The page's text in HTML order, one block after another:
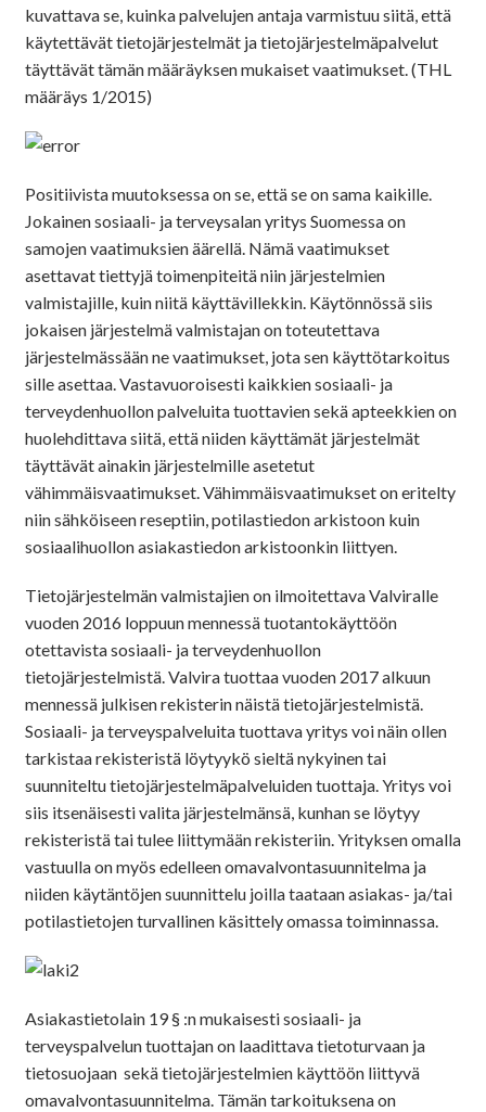
kuvattava se, kuinka palvelujen antaja varmistuu siitä, että
käytettävät tietojärjestelmät ja tietojärjestelmäpalvelut
täyttävät tämän määräyksen mukaiset vaatimukset. (THL
määräys 1/2015)
Positiivista muutoksessa on se, että se on sama kaikille.
Jokainen sosiaali- ja terveysalan yritys Suomessa on
samojen vaatimuksien äärellä. Nämä vaatimukset
asettavat tiettyjä toimenpiteitä niin järjestelmien
valmistajille, kuin niitä käyttävillekkin. Käytönnössä siis
jokaisen järjestelmä valmistajan on toteutettava
järjestelmässään ne vaatimukset, jota sen käyttötarkoitus
sille asettaa. Vastavuoroisesti kaikkien sosiaali- ja
terveydenhuollon palveluita tuottavien sekä apteekkien on
huolehdittava siitä, että niiden käyttämät järjestelmät
täyttävät ainakin järjestelmille asetetut
vähimmäisvaatimukset. Vähimmäisvaatimukset on eritelty
niin sähköiseen reseptiin, potilastiedon arkistoon kuin
sosiaalihuollon asiakastiedon arkistoonkin liittyen.
Tietojärjestelmän valmistajien on ilmoitettava Valviralle
vuoden 2016 loppuun mennessä tuotantokäyttöön
otettavista sosiaali- ja terveydenhuollon
tietojärjestelmistä. Valvira tuottaa vuoden 2017 alkuun
mennessä julkisen rekisterin näistä tietojärjestelmistä.
Sosiaali- ja terveyspalveluita tuottava yritys voi näin ollen
tarkistaa rekisteristä löytyykö sieltä nykyinen tai
suunniteltu tietojärjestelmäpalveluiden tuottaja. Yritys voi
siis itsenäisesti valita järjestelmänsä, kunhan se löytyy
rekisteristä tai tulee liittymään rekisteriin. Yrityksen omalla
vastuulla on myös edelleen omavalvontasuunnitelma ja
niiden käytäntöjen suunnittelu joilla taataan asiakas- ja/tai
potilastietojen turvallinen käsittely omassa toiminnassa.
Asiakastietolain 19 § :n mukaisesti sosiaali- ja
terveyspalvelun tuottajan on laadittava tietoturvaan ja
tietosuojaan sekä tietojärjestelmien käyttöön liittyvä
omavalvontasuunnitelma. Tämän tarkoituksena on